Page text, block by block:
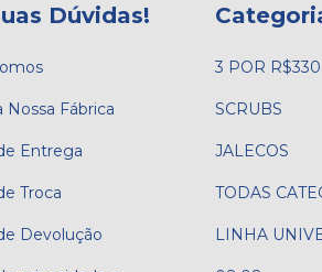
Dúvidas!
Nossa Fábrica
Entrega
Troca
Devolução
3 POR R$330
SCRUBS
JALECOS
TODAS
LINHA